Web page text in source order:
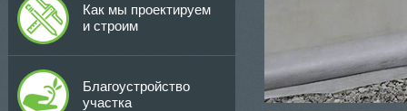
Как мы проектируем
и строим
Благоустройство
участка